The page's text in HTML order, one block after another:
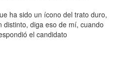
ha sido un ícono del trato duro,
diga eso de mí, cuando
el candidato